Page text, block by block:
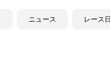
ニュース レース